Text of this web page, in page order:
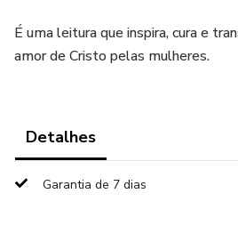
É uma leitura que inspira, cura e
amor de Cristo pelas mulheres.
Detalhes
Garantia de 7 dias